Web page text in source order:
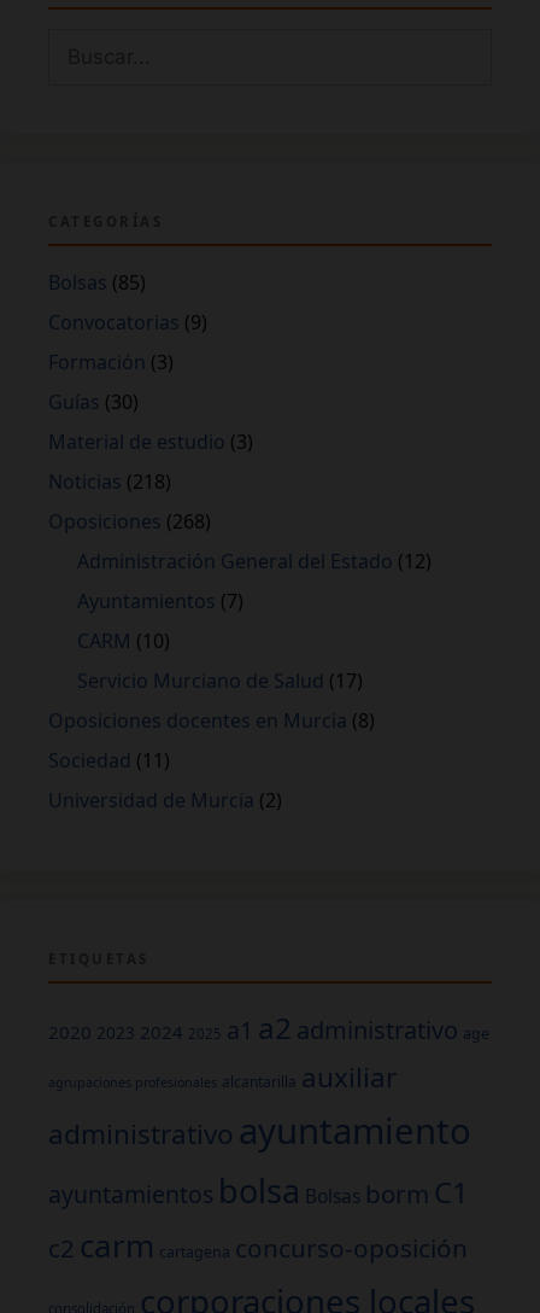
Bolsas (85)
Convocatorias (9)
Formación (3)
Guías (30)
Material de estudio (3)
Noticias (218)
Oposiciones (268)
Administración General del Estado (12)
Ayuntamientos (7)
CARM (10)
Servicio Murciano de Salud (17)
Oposiciones docentes en Murcia (8)
Sociedad (11)
Universidad de Murcia (2)
2020 2023 2024 2025 a1 a2 administrativo age
agrupaciones profesionales alcantarilla auxiliar
administrativo ayuntamiento
ayuntamientos bolsa Bolsas borm C1
c2 carm cartagena concurso-oposición
consolidación corporaciones locales